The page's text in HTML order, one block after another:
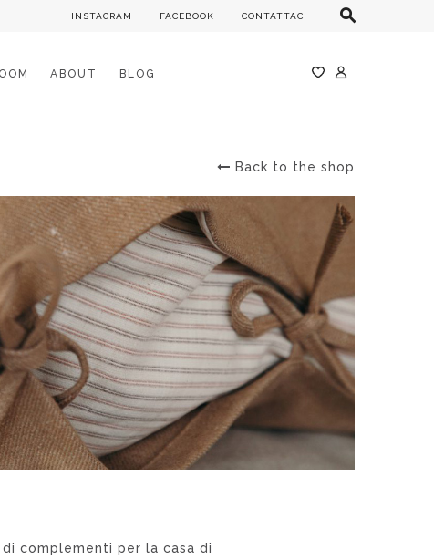
INSTAGRAM FACEBOOK CONTATTACI
ABOUT BLOG
Back to the shop
complementi per la casa di